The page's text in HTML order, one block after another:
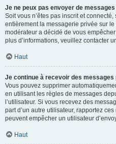
Je ne peux pas envoyer de
Soit vous n’êtes pas inscrit et
entièrement la messagerie privée sur
modérateur a décidé de vous
plus d’informations, veuillez contacter
Haut
Je continue à recevoir des
Vous pouvez supprimer
en utilisant les règles de messages
l’utilisateur. Si vous recevez des
part d’un autre utilisateur, rapportez
peuvent empêcher un utilisateur
Haut